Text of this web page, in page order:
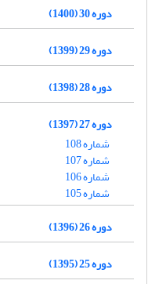
دوره 30 (1400)
دوره 29 (1399)
دوره 28 (1398)
دوره 27 (1397)
شماره 108
شماره 107
شماره 106
شماره 105
دوره 26 (1396)
دوره 25 (1395)